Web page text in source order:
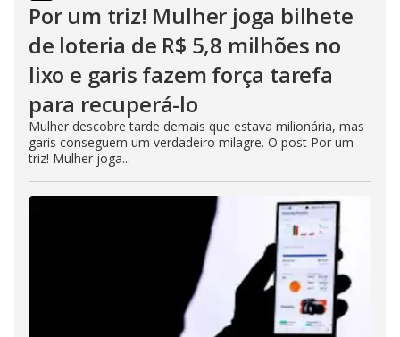
Por um triz! Mulher joga bilhete
de loteria de R$ 5,8 milhões no
lixo e garis fazem força tarefa
para recuperá-lo
Mulher descobre tarde demais que estava milionária, mas
garis conseguem um verdadeiro milagre. O post Por um
triz! Mulher joga...